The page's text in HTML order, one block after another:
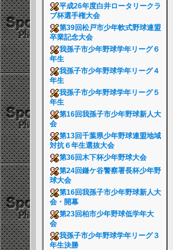
平成26年度白井ロータリークラ
ブ杯選手権大会
第39回松戸市少年軟式野球連盟
卒業記念大会
我孫子市少年野球学年リーグ６
年生
我孫子市少年野球学年リーグ４
年生
我孫子市少年野球学年リーグ５
年生
第16回我孫子市少年野球新人大
会
第13回千葉県少年野球連盟地域
対抗６年生選抜大会
第36回木下杯少年野球大会
第24回鎌ケ谷警察署長杯少年野
球大会
第16回我孫子市少年野球新人大
会・開幕
第23回柏市少年野球低学年大
会
我孫子市少年野球学年リーグ３
年生決勝